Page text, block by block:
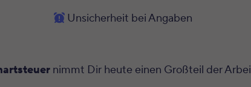
Unsicherheit bei Angaben
nimmt Dir heute einen Großteil der